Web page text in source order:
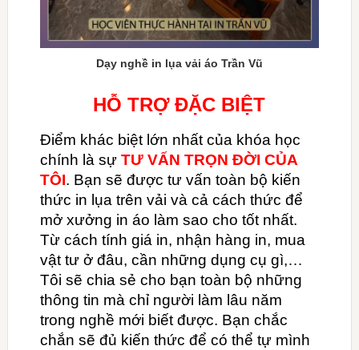
Dạy nghề in lụa vải áo Trần Vũ
HỖ TRỢ ĐẶC BIỆT
Điểm khác biệt lớn nhất của khóa học
chính là sự TƯ VẤN TRỌN ĐỜI CỦA
TÔI. Bạn sẽ được tư vấn toàn bộ kiến
thức in lụa trên vải và cả cách thức để
mở xưởng in áo làm sao cho tốt nhất.
Từ cách tính giá in, nhận hàng in, mua
vật tư ở đâu, cần những dụng cụ gì,…
Tôi sẽ chia sẻ cho bạn toàn bộ những
thông tin mà chỉ người làm lâu năm
trong nghề mới biết được. Bạn chắc
chắn sẽ đủ kiến thức để có thể tự mình